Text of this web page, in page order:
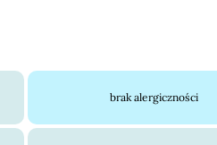
brak alergiczności